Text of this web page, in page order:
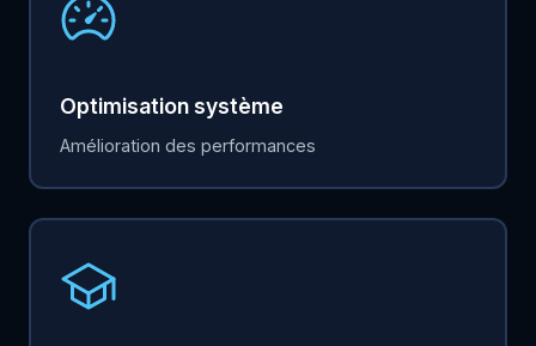
Optimisation système
Amélioration des performances